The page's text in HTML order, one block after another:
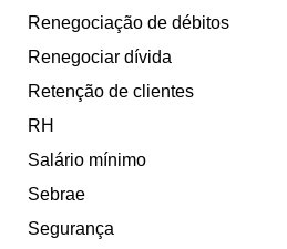
Renegociação de débitos
Renegociar dívida
Retenção de clientes
RH
Salário mínimo
Sebrae
Segurança